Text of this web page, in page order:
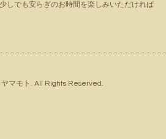
しでも安らぎのお時間を楽しみいただければ
マモト . All Rights Reserved.